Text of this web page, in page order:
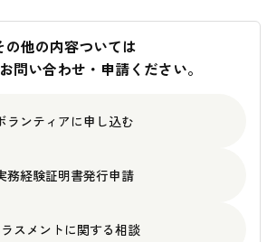
の他の内容ついては
問い合わせ・申請ください。
ランティアに申し込む
務経験証明書発行申請
スメントに関する相談